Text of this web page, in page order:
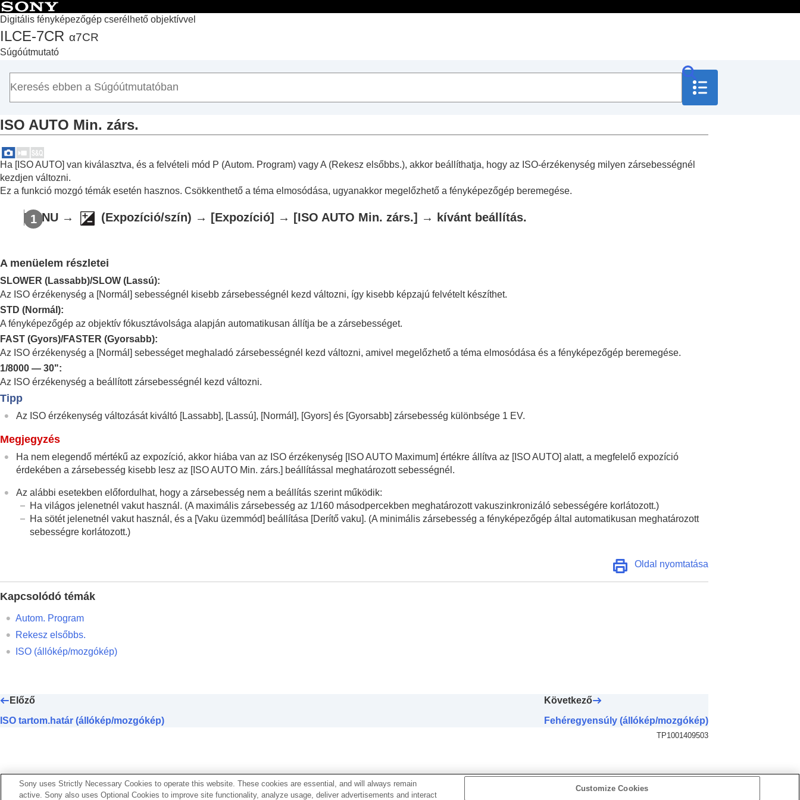
Digitális fényképezőgép cserélhető objektívvel
ILCE-7CR α7CR
Súgóútmutató
Lap teteje
A „Súgóútmutató” használata
A fényképezőgép használatával kapcsolatos megjegyzések
A fényképezőgép és a mellékelt tartozékok ellenőrzése
Alapvető műveletek
Funkciók keresése a MENU-ben
A fényképezési funkciók használata
A fejezet tartalma
Kényelmes funkciók szelfivideók és vlogok készítéséhez
A fókuszállítási funkciók használata
Az expozíciós/fénymérési üzemmódok beállítása
Az ISO-érzékenység kiválasztása
ISO (állókép/mozgókép)
ISO tartom.határ
ISO AUTO Min. zárs.
Log felvétel beállítások
Fényképezés képtovábbítási módokkal (folyamatos felvétel/önkioldó)
Fényképezés nagy felbontással
Az érintéses funkciók használata
A zár beállításai
A zoom használata
Zajcsökkentés
Mozgóképek hangjának felvétele
Állóképek létrehozása mozgóképfelvétel közben
TC/UB beállítások
A fényképezőgép-beállítások módosítása
A felhőszolgáltatás használata
Függelék
ISO AUTO Min. zárs.
Ha [ISO AUTO] van kiválasztva, és a felvételi mód P (Autom. Program) vagy A (Rekesz elsőbbs.), akkor beállíthatja, hogy az ISO-érzékenység milyen zársebességnél
kezdjen változni.
Ez a funkció mozgó témák esetén hasznos. Csökkenthető a téma elmosódása, ugyanakkor megelőzhető a fényképezőgép beremegése.
MENU → (Expozíció/szín) → [Expozíció] → [ISO AUTO Min. zárs.] → kívánt beállítás.
A menüelem részletei
SLOWER (Lassabb)/SLOW (Lassú):
Az ISO érzékenység a [Normál] sebességnél kisebb zársebességnél kezd változni, így kisebb képzajú felvételt készíthet.
STD (Normál ):
A fényképezőgép az objektív fókusztávolsága alapján automatikusan állítja be a zársebességet.
FAST (Gyors)/FASTER (Gyorsabb):
Az ISO érzékenység a [Normál] sebességet meghaladó zársebességnél kezd változni, amivel megelőzhető a téma elmosódása és a fényképezőgép beremegése.
1/8000 ― 30":
Az ISO érzékenység a beállított zársebességnél kezd változni.
Tipp
Az ISO érzékenység változását kiváltó [Lassabb], [Lassú], [Normál], [Gyors] és [Gyorsabb] zársebesség különbsége 1 EV.
Megjegyzés
Ha nem elegendő mértékű az expozíció, akkor hiába van az ISO érzékenység [ISO AUTO Maximum] értékre állítva az [ISO AUTO] alatt, a megfelelő expozíció
érdekében a zársebesség kisebb lesz az [ISO AUTO Min. zárs.] beállítással meghatározott sebességnél.
Az alábbi esetekben előfordulhat, hogy a zársebesség nem a beállítás szerint működik:
Ha világos jelenetnél vakut használ. (A maximális zársebesség az 1/160 másodpercekben meghatározott vakuszinkronizáló sebességére korlátozott.)
Ha sötét jelenetnél vakut használ, és a [Vaku üzemmód] beállítása [Derítő vaku]. (A minimális zársebesség a fényképezőgép által automatikusan meghatározott
sebességre korlátozott.)
Oldal nyomtatása
Kapcsolódó témák
Autom. Program
Rekesz elsőbbs.
ISO (állókép/mozgókép)
Előző
ISO tartom.határ (állókép/mozgókép)
Következő
Fehéregyensúly (állókép/mozgókép)
TP1001409503
Sony uses Strictly Necessary Cookies to operate this website. These cookies are essential, and will always remain
active. Sony also uses Optional Cookies to improve site functionality, analyze usage, deliver advertisements and interact
Customize Cookies